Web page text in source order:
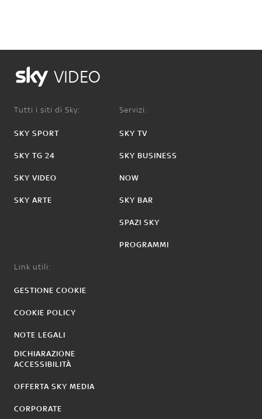
VIDEO
Tutti i siti di Sky:
SKY SPORT
SKY TG 24
SKY VIDEO
SKY ARTE
Servizi:
SKY TV
SKY BUSINESS
NOW
SKY BAR
SPAZI SKY
PROGRAMMI
Link utili:
GESTIONE COOKIE
COOKIE POLICY
NOTE LEGALI
DICHIARAZIONE
ACCESSIBILITÀ
OFFERTA SKY MEDIA
CORPORATE